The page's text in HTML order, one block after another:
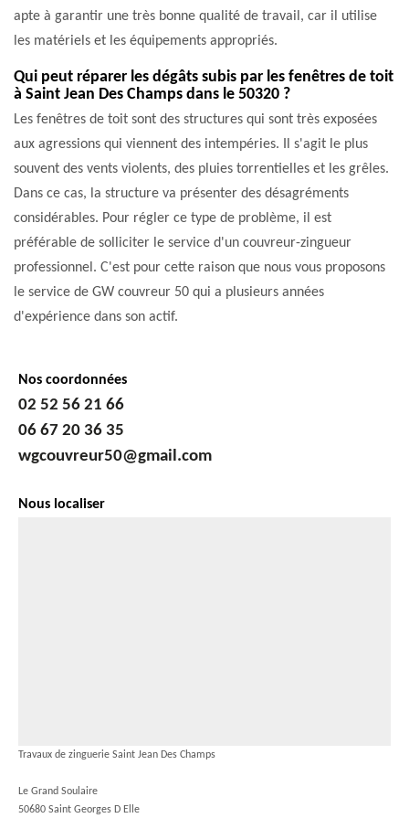
apte à garantir une très bonne qualité de travail, car il utilise
les matériels et les équipements appropriés.
Qui peut réparer les dégâts subis par les fenêtres de toit
à Saint Jean Des Champs dans le 50320 ?
Les fenêtres de toit sont des structures qui sont très exposées
aux agressions qui viennent des intempéries. Il s'agit le plus
souvent des vents violents, des pluies torrentielles et les grêles.
Dans ce cas, la structure va présenter des désagréments
considérables. Pour régler ce type de problème, il est
préférable de solliciter le service d'un couvreur-zingueur
professionnel. C'est pour cette raison que nous vous proposons
le service de GW couvreur 50 qui a plusieurs années
d'expérience dans son actif.
Nos coordonnées
02 52 56 21 66
06 67 20 36 35
wgcouvreur50@gmail.com
Nous localiser
Travaux de zinguerie Saint Jean Des Champs
Le Grand Soulaire
50680 Saint Georges D Elle